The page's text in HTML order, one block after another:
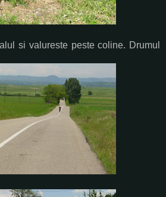
si valureste peste coline. Drumul